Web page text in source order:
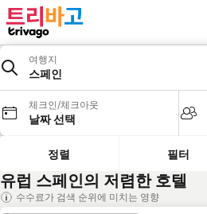
여행지
스페인
체크인/체크아웃
날짜 선택
정렬 필터
유럽 스페인의 저렴한 호텔
수수료가 검색 순위에 미치는 영향